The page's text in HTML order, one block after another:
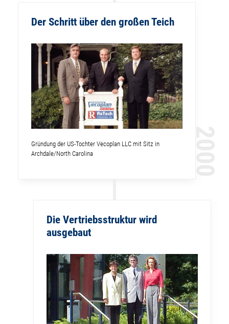
Der Schritt über den großen Teich
Gründung der US-Tochter Vecoplan LLC mit Sitz in
Archdale/North Carolina
Die Vertriebsstruktur wird
ausgebaut